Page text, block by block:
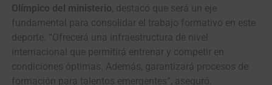
Olímpico del ministerio, destacó que será un eje
fundamental para consolidar el trabajo formativo en este
deporte. “Ofrecerá una infraestructura de nivel
internacional que permitirá entrenar y competir en
condiciones óptimas. Además, garantizará procesos de
formación para talentos emergentes”, aseguró.